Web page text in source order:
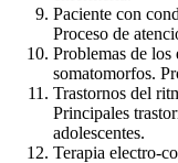
Paciente con
Proceso de
Problemas de
somatomorfos.
Trastornos del
Principales
adolescentes.
Terapia electro-